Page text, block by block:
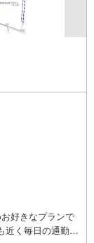
好きなプランで
近く毎日の通勤・